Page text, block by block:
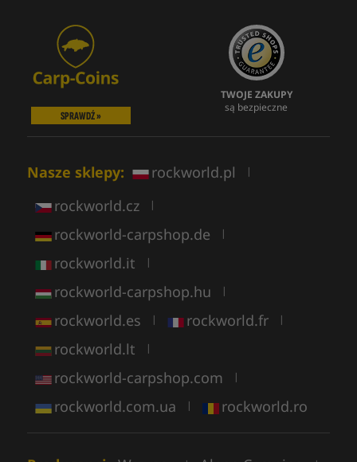
SPRAWDŹ »
TWOJE ZAKUPY
są bezpieczne
Nasze sklepy: rockworld.pl |
rockworld.cz |
rockworld-carpshop.de |
rockworld.it |
rockworld-carpshop.hu |
rockworld.es | rockworld.fr |
rockworld.lt |
rockworld-carpshop.com |
rockworld.com.ua | rockworld.ro